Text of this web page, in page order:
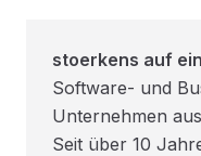
stoerkens auf
Software- und
Unternehmen
Seit über 10